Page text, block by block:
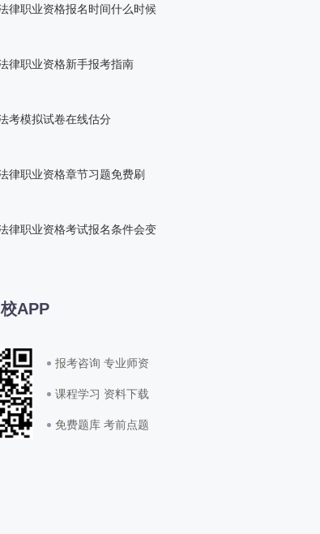
律职业资格报名时间什么时候
律职业资格新手报考指南
考模拟试卷在线估分
律职业资格章节习题免费刷
律职业资格考试报名条件会变
APP
报考咨询 专业师资
课程学习 资料下载
免费题库 考前点题